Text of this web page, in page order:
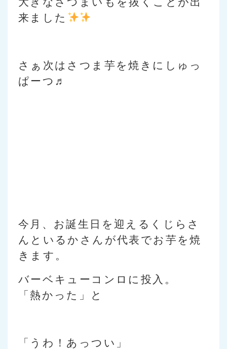
来ました
さぁ次はさつま芋を焼きにしゅっ
ぱーつ♬
今月、お誕生日を迎えるくじらさ
んといるかさんが代表でお芋を焼
きます。
バーベキューコンロに投入。
「熱かった」と
「うわ！あっつい」